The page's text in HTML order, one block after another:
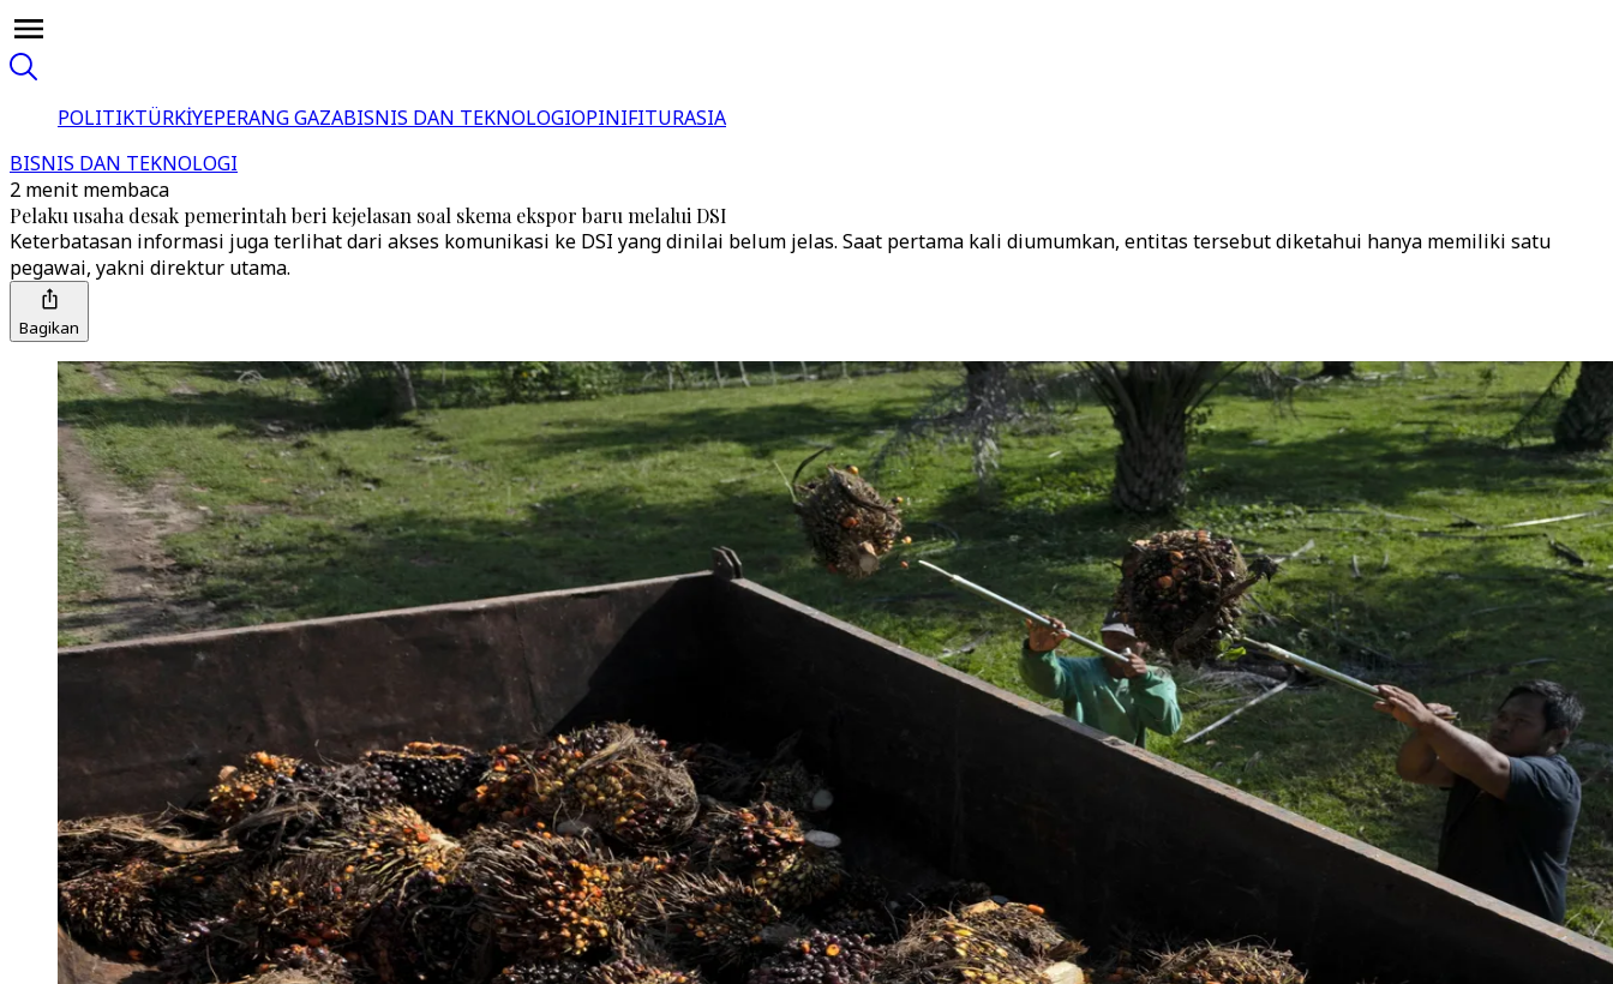
POLITIKTÜRKİYEPERANG GAZABISNIS DAN TEKNOLOGIOPINIFITURASIA
BISNIS DAN TEKNOLOGI
2 menit membaca
Pelaku usaha desak pemerintah beri kejelasan soal skema ekspor baru melalui DSI
Keterbatasan informasi juga terlihat dari akses komunikasi ke DSI yang dinilai belum jelas. Saat pertama kali diumumkan, entitas tersebut diketahui hanya memiliki satu
pegawai, yakni direktur utama.
Bagikan